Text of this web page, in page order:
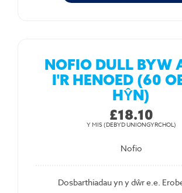
NOFIO DULL BYW
I'R HENOED (60
HŶN)
£18.10
Y MIS (DEBYD UNIONGYRCHOL)
Nofio
Dosbarthiadau yn y dŵr e.e.